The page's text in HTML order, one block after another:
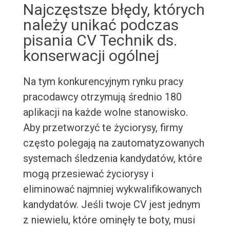
Najczęstsze błędy, których
należy unikać podczas
pisania CV Technik ds.
konserwacji ogólnej
Na tym konkurencyjnym rynku pracy
pracodawcy otrzymują średnio 180
aplikacji na każde wolne stanowisko.
Aby przetworzyć te życiorysy, firmy
często polegają na zautomatyzowanych
systemach śledzenia kandydatów, które
mogą przesiewać życiorysy i
eliminować najmniej wykwalifikowanych
kandydatów. Jeśli twoje CV jest jednym
z niewielu, które ominęły te boty, musi